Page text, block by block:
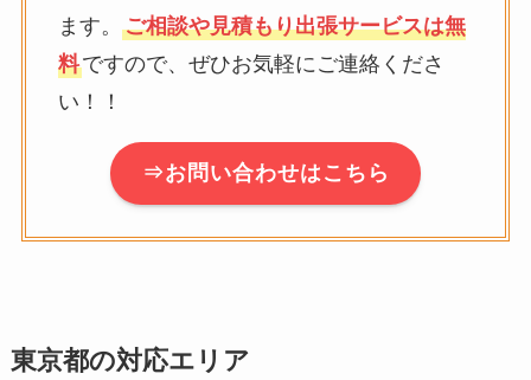
ます。 ご相談や見積もり出張サービスは無
料ですので、ぜひお気軽にご連絡くださ
い！！
⇒お問い合わせはこちら
東京都の対応エリア